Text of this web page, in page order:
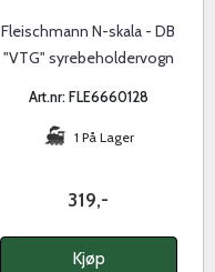
Fleischmann N-skala - DB
"VTG" syrebeholdervogn
Art.nr: FLE6660128
1 På Lager
319,-
Kjøp